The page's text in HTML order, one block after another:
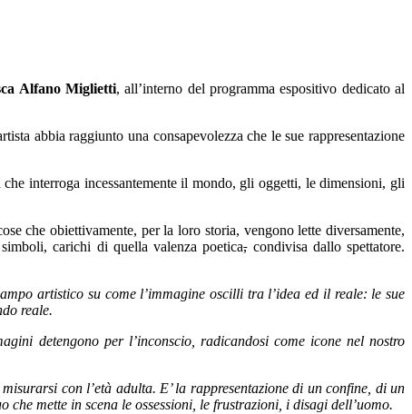
Alfano Miglietti, all’interno del programma espositivo dedicato al
abbia raggiunto una consapevolezza che le sue rappresentazione
interroga incessantemente il mondo, gli oggetti, le dimensioni, gli
che obiettivamente, per la loro storia, vengono lette diversamente,
carichi di quella valenza poetica,condivisa dallo spettatore.
artistico su come l’immagine oscilli tra l’idea ed il reale: le sue
reale.
detengono per l’inconscio, radicandosi come icone nel nostro
con l’età adulta. E’ la rappresentazione di un confine, di un
mette in scena le ossessioni, le frustrazioni, i disagi dell’uomo.